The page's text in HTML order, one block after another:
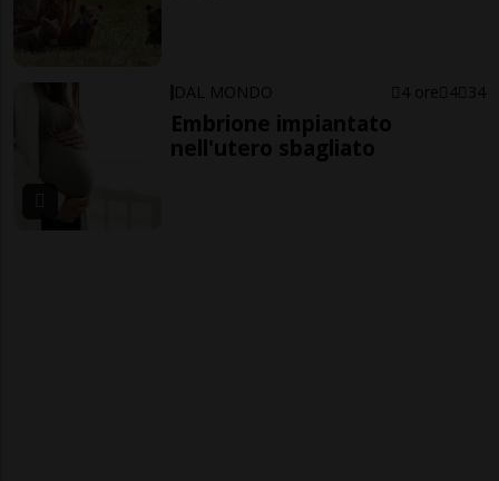
DAL MONDO 4 ore 4 34
Embrione impiantato
nell'utero sbagliato